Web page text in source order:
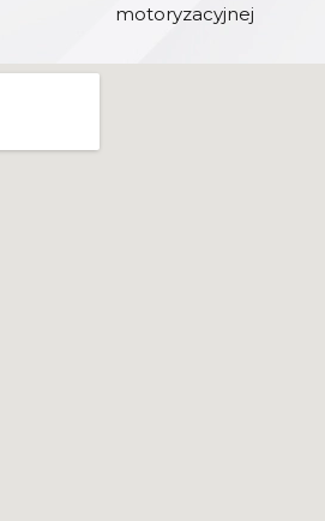
motoryzacyjnej